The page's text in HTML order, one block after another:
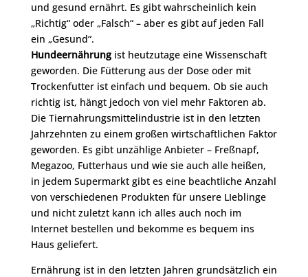
und gesund ernährt. Es gibt wahrscheinlich kein
„Richtig“ oder „Falsch“ – aber es gibt auf jeden Fall
ein „Gesund“.
Hundeernährungist heutzutage eine Wissenschaft
geworden. Die Fütterung aus der Dose oder mit
Trockenfutter ist einfach und bequem. Ob sie auch
richtig ist, hängt jedoch von viel mehr Faktoren ab.
Die Tiernahrungsmittelindustrie ist in den letzten
Jahrzehnten zu einem großen wirtschaftlichen Faktor
geworden. Es gibt unzählige Anbieter – Freßnapf,
Megazoo, Futterhaus und wie sie auch alle heißen,
in jedem Supermarkt gibt es eine beachtliche Anzahl
von verschiedenen Produkten für unsere LIeblinge
und nicht zuletzt kann ich alles auch noch im
Internet bestellen und bekomme es bequem ins
Haus geliefert.
Ernährung ist in den letzten Jahren grundsätzlich ein